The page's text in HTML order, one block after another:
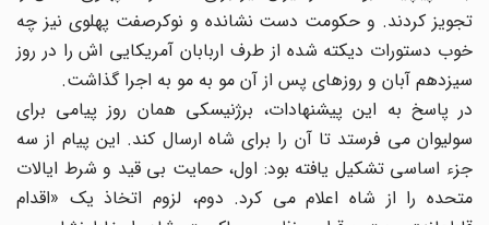
تجویز کردند. و حکومت دست نشانده و نوکرصفت پهلوی نیز چه
خوب دستورات دیکته شده از طرف اربابان آمریکایی اش را در روز
سیزدهم آبان و روزهای پس از آن مو به مو به اجرا گذاشت.
در پاسخ به این پیشنهادات، برژنیسکی همان روز پیامی برای
سولیوان می فرستد تا آن را برای شاه ارسال کند. این پیام از سه
جزء اساسی تشکیل یافته بود: اول، حمایت بی قید و شرط ایالات
متحده را از شاه اعلام می کرد. دوم، لزوم اتخاذ یک «اقدام